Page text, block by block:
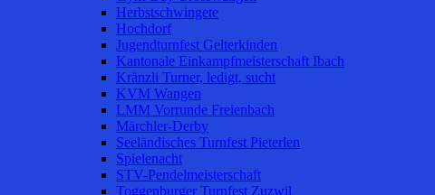
Herbstschwingete
Hochdorf
Jugendturnfest Gelterkinden
Kantonale Einkampfmeisterschaft Ibach
Kränzli Turner, ledigt, sucht
KVM Wangen
LMM Vorrunde Freienbach
Märchler-Derby
Seeländisches Turnfest Pieterlen
Spielenacht
STV-Pendelmeisterschaft
Toggenburger Turnfest Zuzwil